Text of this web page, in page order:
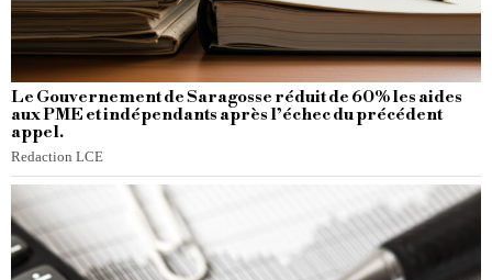
Le Gouvernement de Saragosse réduit de 60% les aides
aux PME et indépendants après l’échec du précédent
appel.
Redaction LCE